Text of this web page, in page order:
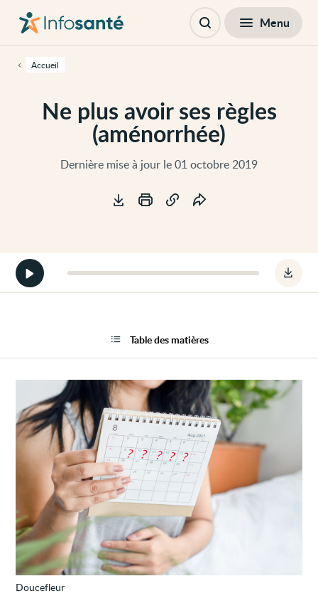
contenu
cette
navigationNe plus avoir ses règles
(aménorrhée)
Dernière mise à jour le 01 octobre 2019
Accueil
principale
Ouvrir Menu
le
ses
Démarrer
la
version
Doucefleur
Table des matières
Table des matières Fermer